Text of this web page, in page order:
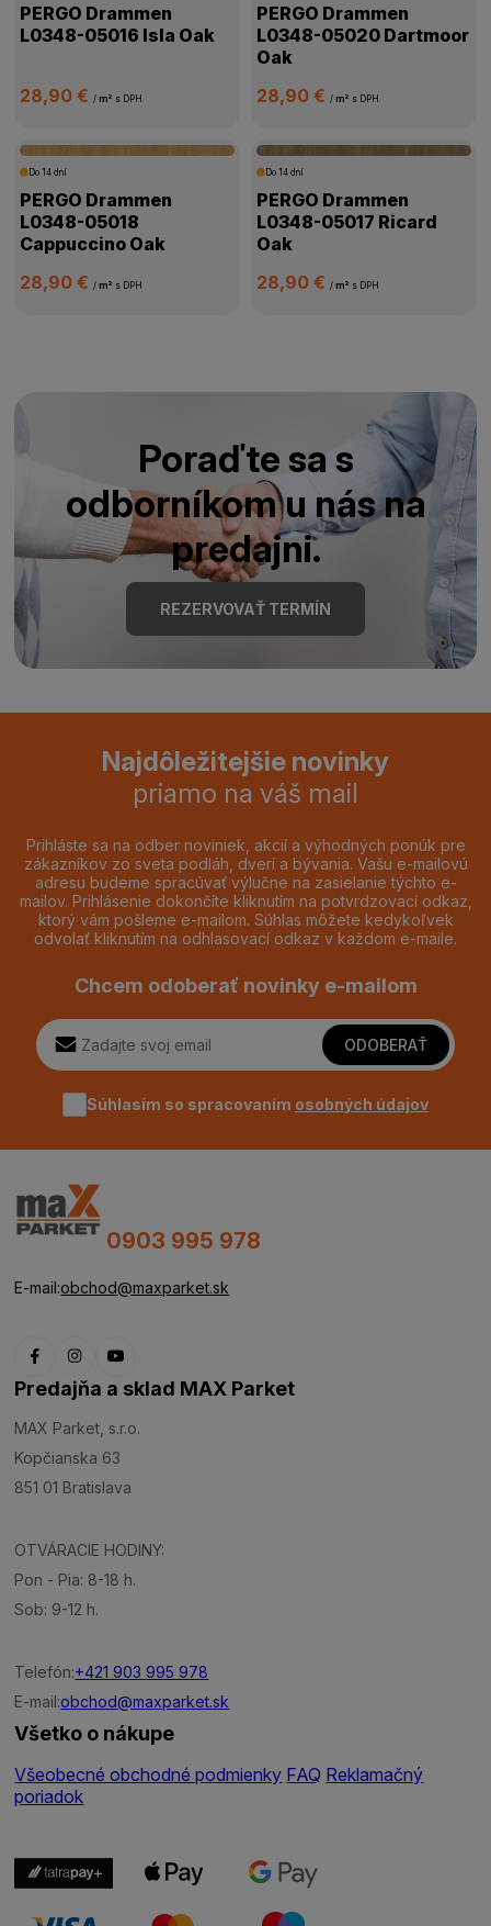
PERGO Drammen
L0348-05016 Isla Oak
28,90 €/ m² s DPH
PERGO Drammen
L0348-05020 Dartmoor
Oak
28,90 € / m² s DPH
Do 14 dní
PERGO Drammen
L0348-05018
Cappuccino Oak
28,90 €/ m² s DPH
Do 14 dní
PERGO Drammen
L0348-05017 Ricard
Oak
28,90 € / m² s DPH
Poraďte sa s
odborníkom u nás na
predajni.
REZERVOVAŤ TERMÍN
Najdôležitejšie novinky
priamo na váš mail
Prihláste sa na odber noviniek, akcií a výhodných ponúk pre
zákazníkov zo sveta podláh, dverí a bývania. Vašu e-mailovú
adresu budeme spracúvať výlučne na zasielanie týchto e-
mailov. Prihlásenie dokončíte kliknutím na potvrdzovací odkaz,
ktorý vám pošleme e-mailom. Súhlas môžete kedykoľvek
odvolať kliknutím na odhlasovací odkaz v každom e-maile.
Chcem odoberať novinky e-mailom
ODOBERAŤ
Súhlasím so spracovaním osobných údajov
0903 995 978
E-mail:obchod@maxparket.sk
Predajňa a sklad MAX Parket
MAX Parket, s.r.o.
Kopčianska 63
851 01 Bratislava
OTVÁRACIE HODINY:
Pon - Pia: 8-18 h.
Sob: 9-12 h.
Telefón:+421 903 995 978
E-mail:obchod@maxparket.sk
Všetko o nákupe
Všeobecné obchodné podmienky FAQ Reklamačný
poriadok